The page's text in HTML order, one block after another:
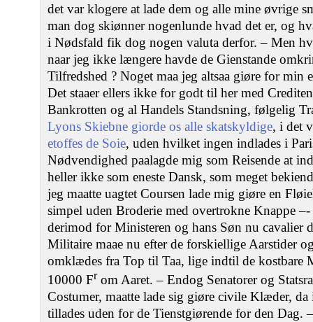
det var klogere at lade dem og alle mine øvrige
man dog skiønner nogenlunde hvad det er, og
i Nødsfald fik dog nogen valuta derfor. – Men
naar jeg ikke længere havde de Gienstande
Tilfredshed ? Noget maa jeg altsaa giøre for min
Det staaer ellers ikke for godt til her med
Bankrotten og al Handels Standsning, følgelig
Lyons Skiebne giorde os alle skatskyldige, i det
etoffes de Soie, uden hvilket ingen indlades i
Nødvendighed paalagde mig som Reisende at
heller ikke som eneste Dansk, som meget
jeg maatte uagtet Coursen lade mig giøre en
simpel uden Broderie med overtrokne Knappe
derimod for Ministeren og hans Søn nu cavalier
Militaire maae nu efter de forskiellige Aarstider
omklædes fra Top til Taa, lige indtil de kostbare
10000 From Aaret. – Endog Senatorer og
Costumer, maatte lade sig giøre civile Klæder,
tillades uden for de Tienstgiørende for den Dag.